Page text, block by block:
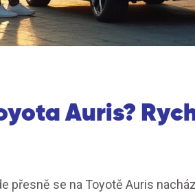
Auris?
přesně se na Toyotě Auris